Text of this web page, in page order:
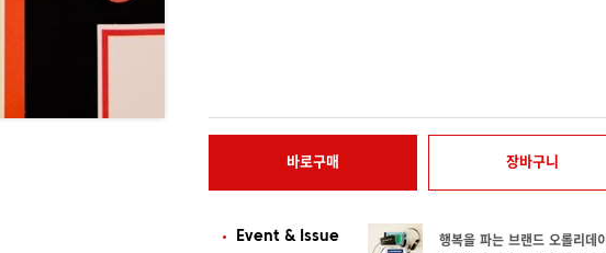
바로구매 장바구니
Event & Issue 행복을 파는 브랜드 오롤리데이